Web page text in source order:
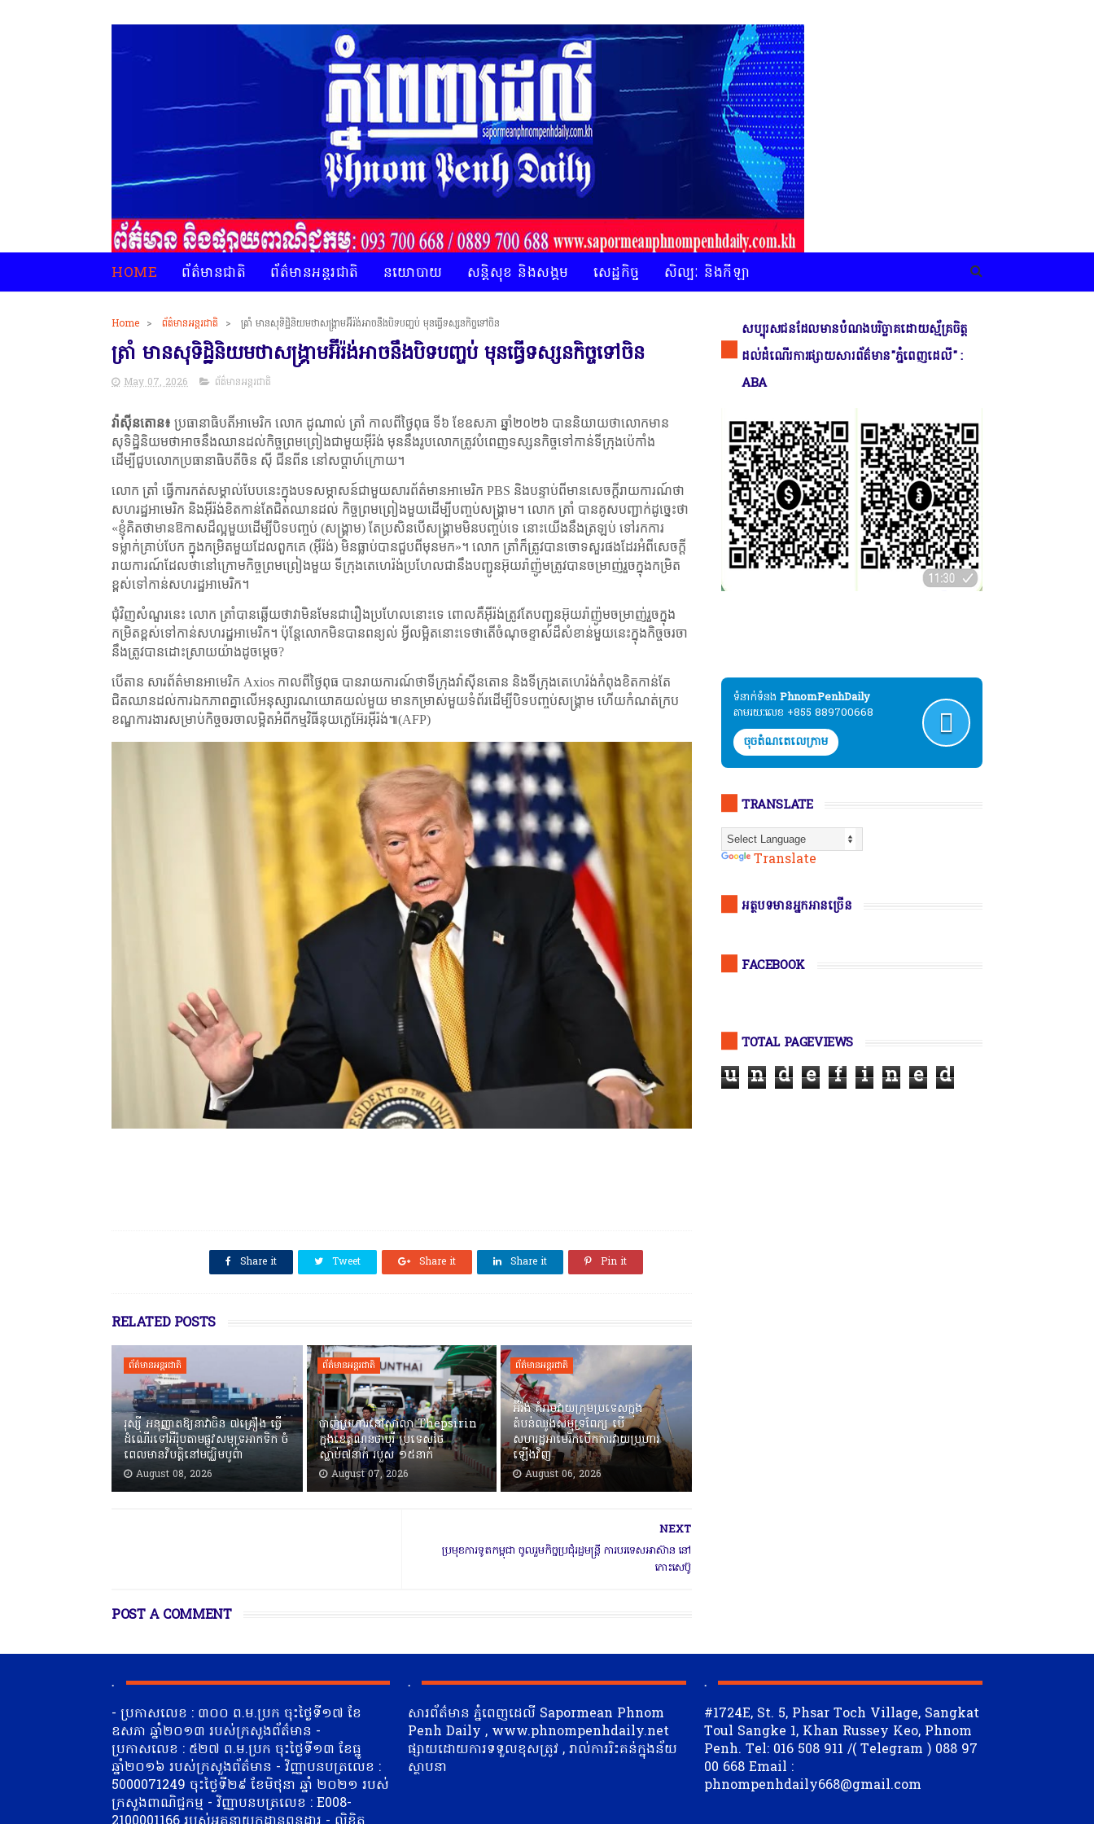
HOME ព័ត៌មានជាតិ ព័ត៌មានអន្តរជាតិ នយោបាយ សន្តិសុខ និងសង្គម សេដ្ឋកិច្ច សិល្បៈ និងកីឡា
Home > ព័ត៌មានអន្តរជាតិ > ត្រាំ មានសុទិដ្ឋិនិយមថាសង្រ្គាមអ៊ីរ៉ង់អាចនឹងបិទបញ្ចប់ មុនធ្វើទស្សនកិច្ចទៅចិន
ត្រាំ មានសុទិដ្ឋិនិយមថាសង្រ្គាមអ៊ីរ៉ង់អាចនឹងបិទបញ្ចប់ មុនធ្វើទស្សនកិច្ចទៅចិន
May 07, 2026 ព័ត៌មានអន្តរជាតិ
វ៉ាស៊ីនតោន៖ ប្រធានាធិបតីអាមេរិក លោក ដូណាល់ ត្រាំ កាលពីថ្ងៃពុធ ទី៦ ខែឧសភា ឆ្នាំ២០២៦ បាននិយាយថាលោកមាន
សុទិដ្ឋិនិយមថាអាចនឹងឈានដល់កិច្ចព្រមព្រៀងជាមួយអ៊ីរ៉ង់ មុននឹងរូបលោកត្រូវបំពេញទស្សនកិច្ចទៅកាន់ទីក្រុងប៉េកាំង
ដើម្បីជួបលោកប្រធានាធិបតីចិន ស៊ី ជីនពីន នៅសប្ដាហ៍ក្រោយ។
លោក ត្រាំ ធ្វើការកត់សម្គាល់បែបនេះក្នុងបទសម្ភាសន៍ជាមួយសារព័ត៌មានអាមេរិក PBS និងបន្ទាប់ពីមានសេចក្ដីរាយការណ៍ថា
សហរដ្ឋអាមេរិក និងអ៊ីរ៉ង់ខិតកាន់តែជិតឈានដល់ កិច្ចព្រមព្រៀងមួយដើម្បីបញ្ចប់សង្រ្គាម។ លោក ត្រាំ បានគូសបញ្ជាក់ដូច្នេះថា
«ខ្ញុំគិតថាមានឱកាសដ៏ល្អមួយដើម្បីបិទបញ្ចប់ (សង្រ្គាម) តែប្រសិនបើសង្រ្គាមមិនបញ្ចប់ទេ នោះយើងនឹងត្រឡប់ ទៅរកការ
ទម្លាក់គ្រាប់បែក ក្នុងកម្រិតមួយដែលពួកគេ (អ៊ីរ៉ង់) មិនធ្លាប់បានជួបពីមុនមក»។ លោក ត្រាំក៏ត្រូវបានចោទសួរផងដែរអំពីសេចក្ដី
រាយការណ៍ដែលថានៅក្រោមកិច្ចព្រមព្រៀងមួយ ទីក្រុងតេហេរ៉ង់ប្រហែលជានឹងបញ្ជូនអ៊ុយរ៉ាញ៉ូមត្រូវបានចម្រាញ់រួចក្នុងកម្រិត
ខ្ពស់ទៅកាន់សហរដ្ឋអាមេរិក។
ជុំវិញសំណួរនេះ លោក ត្រាំបានឆ្លើយថាវាមិនមែនជារឿងប្រហែលនោះទេ ពោលគឺអ៊ីរ៉ង់ត្រូវតែបញ្ជូនអ៊ុយរ៉ាញ៉ូមចម្រាញ់រួចក្នុង
កម្រិតខ្ពស់ទៅកាន់សហរដ្ឋអាមេរិក។ ប៉ុន្តែលោកមិនបានពន្យល់ អ្វីលម្អិតនោះទេថាតើចំណុចខ្ទាស់ដ៏សំខាន់មួយនេះក្នុងកិច្ចចរចា
នឹងត្រូវបានដោះស្រាយយ៉ាងដូចម្ដេច?
បើតាន សារព័ត៌មានអាមេរិក Axios កាលពីថ្ងៃពុធ បានរាយការណ៍ថាទីក្រុងវ៉ាស៊ីនតោន និងទីក្រុងតេហេរ៉ង់កំពុងខិតកាន់តែ
ជិតឈានដល់ការឯកភាពគ្នាលើអនុស្សារណយោគយល់មួយ មានកម្រាស់មួយទំព័រដើម្បីបិទបញ្ចប់សង្រ្គាម ហើយកំណត់ក្រប
ខណ្ឌការងារសម្រាប់កិច្ចចរចាលម្អិតអំពីកម្មវិធីនុយក្លេអ៊ែរអ៊ីរ៉ង់៕(AFP)
Share it Tweet Share it Share it Pin it
RELATED POSTS
ព័ត៌មានអន្តរជាតិ
រុស្ស៊ី អនុញ្ញាតឱ្យនាវាចិន ៧គ្រឿង ធ្វើ
ដំណើរទៅអឺរ៉ុបតាមផ្លូវសមុទ្រអាកទិក ចំ
ពេលមានវិបត្តិនៅមជ្ឈិមបូព៌ា
August 08, 2026
ព័ត៌មានអន្តរជាតិ
បាញ់ប្រហារនៅសាលា Thepsirin
ក្នុងខេត្តណនថាបុរី ប្រទេសថៃ
ស្លាប់៧នាក់ របួស ១៥នាក់
August 07, 2026
ព័ត៌មានអន្តរជាតិ
អ៊ីរ៉ង់ គំរាមវាយក្រុមប្រទេសក្នុង
តំបន់ឈូងសមុទ្រពែក្ស បើ
សហរដ្ឋអាមេរិកបើកការវាយប្រហារ
ឡើងវិញ
August 06, 2026
NEXT
ប្រមុខការទូតកម្ពុជា ចូលរួមកិច្ចប្រជុំរដ្ឋមន្ត្រី ការបរទេសអាស៊ាន នៅ
កោះសេប៊ូ
POST A COMMENT
សប្បុរសជនដែលមានបំណងបរិច្ចាគដោយស្ម័គ្រចិត្ត
ដល់ដំណើរការផ្សាយសារព័ត៌មាន"ភ្នំពេញដេលី" :
ABA
ទំនាក់ទំនង​​ PhnomPenhDaily
តាមរយៈលេខ +855 889700668
ចុចតំណតេលេក្រាម
TRANSLATE
Translate
អត្ថបទមានអ្នកអានច្រើន
FACEBOOK
TOTAL PAGEVIEWS
u n d e f i n e d
.
- ប្រកាសលេខ : ៣០០ ព.ម.ប្រក ចុះថ្ងៃទី១៧ ខែ
ឧសភា ឆ្នាំ២០១៣ របស់ក្រសួងព័ត៌មាន -
ប្រកាសលេខ : ៥២៧ ព.ម.ប្រក ចុះថ្ងៃទី១៣ ខែធ្នូ
ឆ្នាំ២០១៦ របស់ក្រសួងព័ត៌មាន - វិញ្ញាបនបត្រលេខ :
5000071249 ចុះថ្ងៃទី២៩ ខែមិថុនា​ ឆ្នាំ ២០២១ របស់
ក្រសួងពាណិជ្ជកម្ម - វិញ្ញាបនបត្រលេខ : E008-
.
សារព័ត៌មាន ភ្នំពេញដេលី Sapormean Phnom
Penh Daily , www.phnompenhdaily.net
ផ្សាយដោយការទទួលខុសត្រូវ , រាល់ការរិះគន់ក្នុងន័យ
ស្ថាបនា
.
#1724E, St. 5, Phsar Toch Village, Sangkat
Toul Sangke 1, Khan Russey Keo, Phnom
Penh. Tel: 016 508 911 /( Telegram ) 088 97
00 668 Email :
phnompenhdaily668@gmail.com